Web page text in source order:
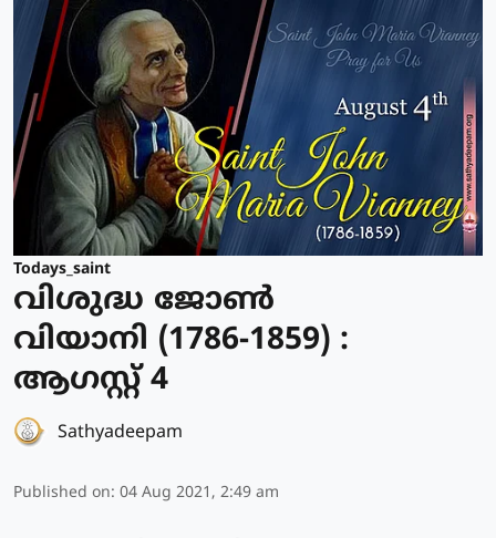
Todays_saint
വിശുദ്ധ ജോണ്‍
വിയാനി (1786-1859) :
ആഗസ്റ്റ് 4
Sathyadeepam
Published on: 04 Aug 2021, 2:49 am